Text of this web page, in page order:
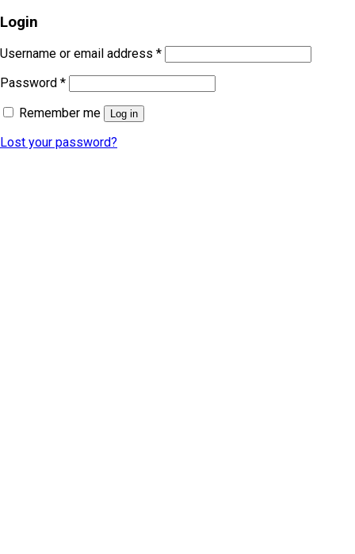
Login
Username or email address *
Password *
Remember me
Log in
Lost your password?